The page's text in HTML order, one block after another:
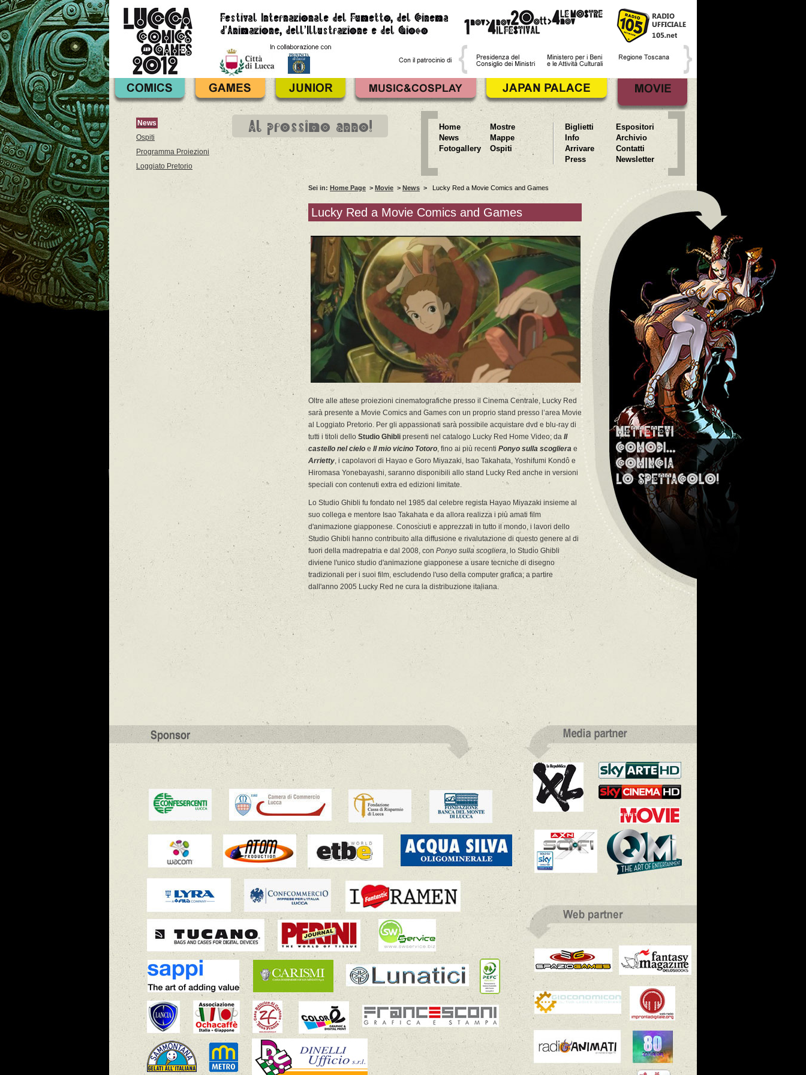
Al prossimo anno! Home
Mostre
News
Mappe
Fotogallery
Ospiti
Biglietti
Espositori
Info
Archivio
Arrivare
Contatti
Press
Newsletter
News
Ospiti
Programma Proiezioni
Loggiato Pretorio
Sei in: Home Page > Movie > News > Lucky Red a Movie Comics and Games
Lucky Red a Movie Comics and Games
Oltre alle attese proiezioni cinematografiche presso il Cinema Centrale, Lucky Red
sarà presente a Movie Comics and Games con un proprio stand presso l’area Movie
al Loggiato Pretorio. Per gli appassionati sarà possibile acquistare dvd e blu-ray di
tutti i titoli dello Studio Ghibli presenti nel catalogo Lucky Red Home Video; da Il
castello nel cielo e Il mio vicino Totoro, fino ai più recenti Ponyo sulla scogliera e
Arrietty, i capolavori di Hayao e Goro Miyazaki, Isao Takahata, Yoshifumi Kondô e
Hiromasa Yonebayashi, saranno disponibili allo stand Lucky Red anche in versioni
speciali con contenuti extra ed edizioni limitate.
Lo Studio Ghibli fu fondato nel 1985 dal celebre regista Hayao Miyazaki insieme al
suo collega e mentore Isao Takahata e da allora realizza i più amati film
d'animazione giapponese. Conosciuti e apprezzati in tutto il mondo, i lavori dello
Studio Ghibli hanno contribuito alla diffusione e rivalutazione di questo genere al di
fuori della madrepatria e dal 2008, con Ponyo sulla scogliera, lo Studio Ghibli
diviene l'unico studio d'animazione giapponese a usare tecniche di disegno
tradizionali per i suoi film, escludendo l'uso della computer grafica; a partire
dall'anno 2005 Lucky Red ne cura la distribuzione italiana.